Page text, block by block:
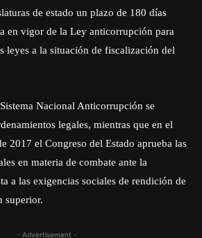
de estado un plazo de 180 días
en vigor de la Ley anticorrupción para
leyes a la situación de fiscalización del
Nacional Anticorrupción se
legales, mientras que en el
2017 el Congreso del Estado aprueba las
en materia de combate ante la
a las exigencias sociales de rendición de
superior.
- Advertisement -